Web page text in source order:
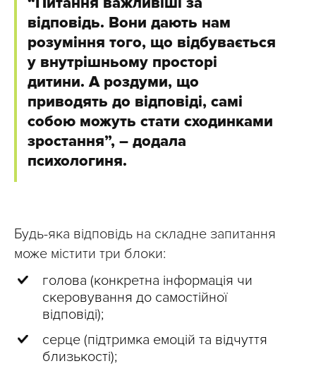
відповідь. Вони дають нам
розуміння того, що відбувається
у внутрішньому просторі
дитини. А роздуми, що
приводять до відповіді, самі
собою можуть стати сходинками
зростання”, – додала
психологиня.
Будь-яка відповідь на складне запитання
може містити три блоки:
голова (конкретна інформація чи
скеровування до самостійної
відповіді);
серце (підтримка емоцій та відчуття
близькості);